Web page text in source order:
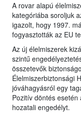
A rovar alapú
kategóriába soroljuk
igazolt, hogy 1997.
fogyasztották az EU
Az új élelmiszerek
szintű
összetevők
Élelmiszerbiztonsági
jóváhagyásról egy
Pozitív döntés
hozatali engedélyt.